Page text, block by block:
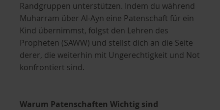
Randgruppen unterstützen. Indem du während
Muharram über Al-Ayn eine Patenschaft für ein
Kind übernimmst, folgst den Lehren des
Propheten (SAWW) und stellst dich an die Seite
derer, die weiterhin mit Ungerechtigkeit und Not
konfrontiert sind.
Warum Patenschaften Wichtig sind